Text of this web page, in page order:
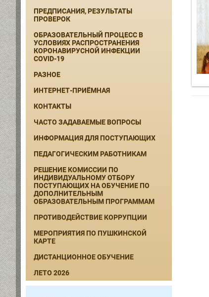
ПРЕДПИСАНИЯ, РЕЗУЛЬТАТЫ
ПРОВЕРОК
ОБРАЗОВАТЕЛЬНЫЙ ПРОЦЕСС В
УСЛОВИЯХ РАСПРОСТРАНЕНИЯ
КОРОНАВИРУСНОЙ ИНФЕКЦИИ
COVID-19
РАЗНОЕ
ИНТЕРНЕТ-ПРИЁМНАЯ
КОНТАКТЫ
ЧАСТО ЗАДАВАЕМЫЕ ВОПРОСЫ
ИНФОРМАЦИЯ ДЛЯ ПОСТУПАЮЩИХ
ПЕДАГОГИЧЕСКИМ РАБОТНИКАМ
РЕШЕНИЕ КОМИССИИ ПО
ИНДИВИДУАЛЬНОМУ ОТБОРУ
ПОСТУПАЮЩИХ НА ОБУЧЕНИЕ ПО
ДОПОЛНИТЕЛЬНЫМ
ОБРАЗОВАТЕЛЬНЫМ ПРОГРАММАМ
ПРОТИВОДЕЙСТВИЕ КОРРУПЦИИ
МЕРОПРИЯТИЯ ПО ПУШКИНСКОЙ
КАРТЕ
ДИСТАНЦИОННОЕ ОБУЧЕНИЕ
ЛЕТО 2026